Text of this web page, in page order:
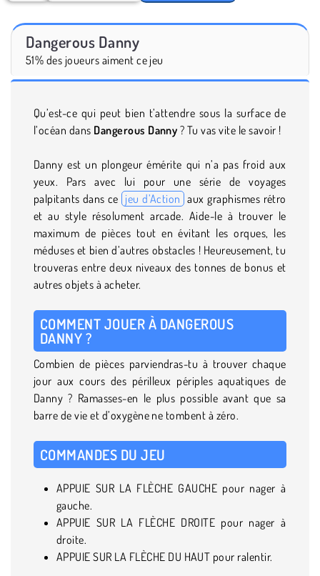
Dangerous Danny
51% des joueurs aiment ce jeu
Qu’est-ce qui peut bien t’attendre sous la surface de
l’océan dans Dangerous Danny ? Tu vas vite le savoir !
Danny est un plongeur émérite qui n’a pas froid aux
yeux. Pars avec lui pour une série de voyages
palpitants dans ce jeu d’Action aux graphismes rétro
et au style résolument arcade. Aide-le à trouver le
maximum de pièces tout en évitant les orques, les
méduses et bien d’autres obstacles ! Heureusement, tu
trouveras entre deux niveaux des tonnes de bonus et
autres objets à acheter.
COMMENT JOUER À DANGEROUS
DANNY ?
Combien de pièces parviendras-tu à trouver chaque
jour aux cours des périlleux périples aquatiques de
Danny ? Ramasses-en le plus possible avant que sa
barre de vie et d’oxygène ne tombent à zéro.
COMMANDES DU JEU
APPUIE SUR LA FLÈCHE GAUCHE pour nager à
gauche.
APPUIE SUR LA FLÈCHE DROITE pour nager à
droite.
APPUIE SUR LA FLÈCHE DU HAUT pour ralentir.